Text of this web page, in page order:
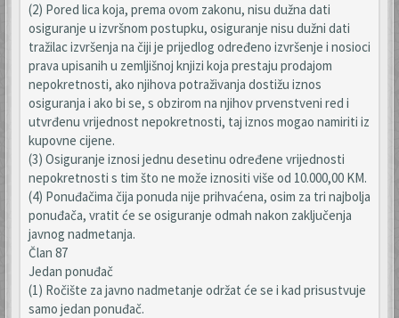
(2) Pored lica koja, prema ovom zakonu, nisu dužna dati
osiguranje u izvršnom postupku, osiguranje nisu dužni dati
tražilac izvršenja na čiji je prijedlog određeno izvršenje i nosioci
prava upisanih u zemljišnoj knjizi koja prestaju prodajom
nepokretnosti, ako njihova potraživanja dostižu iznos
osiguranja i ako bi se, s obzirom na njihov prvenstveni red i
utvrđenu vrijednost nepokretnosti, taj iznos mogao namiriti iz
kupovne cijene.
(3) Osiguranje iznosi jednu desetinu određene vrijednosti
nepokretnosti s tim što ne može iznositi više od 10.000,00 KM.
(4) Ponuđačima čija ponuda nije prihvaćena, osim za tri najbolja
ponuđača, vratit će se osiguranje odmah nakon zaključenja
javnog nadmetanja.
Član 87
Jedan ponuđač
(1) Ročište za javno nadmetanje održat će se i kad prisustvuje
samo jedan ponuđač.